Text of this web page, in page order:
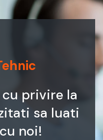
privire la
sa luati
noi!